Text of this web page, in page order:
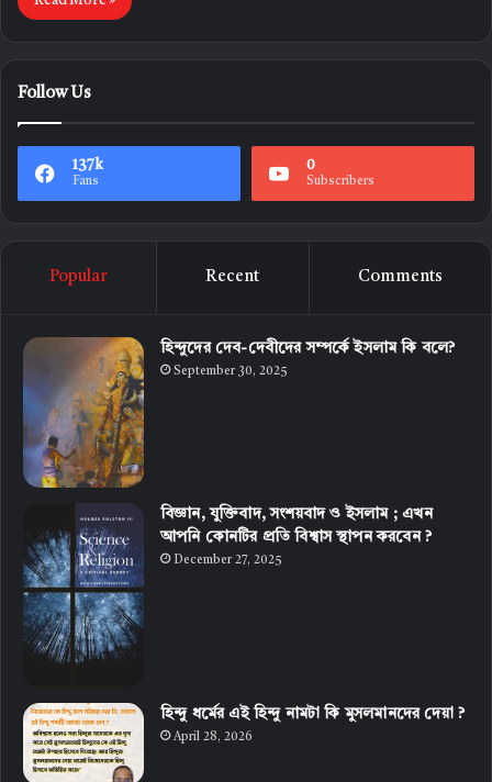
Follow Us
137k
Fans
0
Subscribers
Popular Recent Comments
হিন্দুদের দেব-দেবীদের সম্পর্কে ইসলাম কি বলে?
September 30, 2025
বিজ্ঞান, যুক্তিবাদ, সংশয়বাদ ও ইসলাম ; এখন
আপনি কোনটির প্রতি বিশ্বাস স্থাপন করবেন ?
December 27, 2025
হিন্দু ধর্মের এই হিন্দু নামটা কি মুসলমানদের দেয়া ?
April 28, 2026